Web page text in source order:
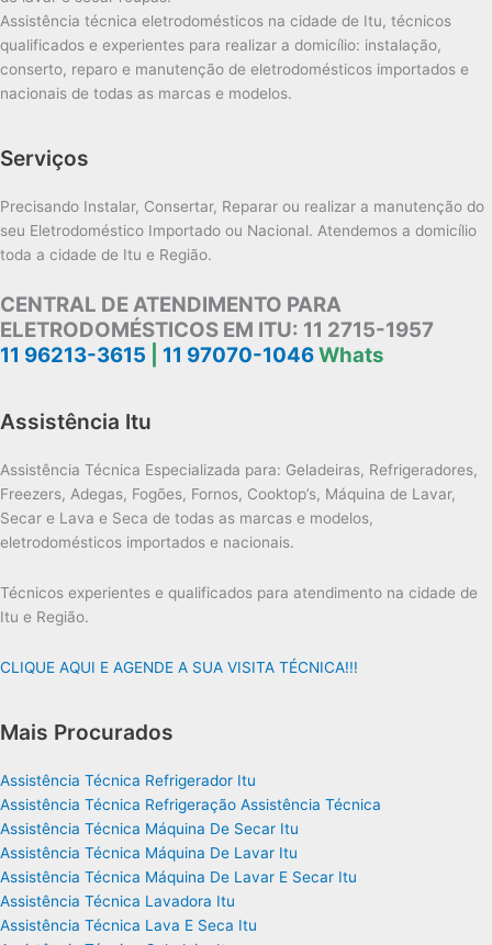
Assistência técnica eletrodomésticos na cidade de Itu, técnicos
qualificados e experientes para realizar a domicílio: instalação,
conserto, reparo e manutenção de eletrodomésticos importados e
nacionais de todas as marcas e modelos.
Serviços
Precisando Instalar, Consertar, Reparar ou realizar a manutenção do
seu Eletrodoméstico Importado ou Nacional. Atendemos a domicílio
toda a cidade de Itu e Região.
CENTRAL DE ATENDIMENTO PARA
ELETRODOMÉSTICOS EM ITU: 11 2715-1957
11 96213-3615
11 97070-1046Whats
Assistência Itu
Assistência Técnica Especializada para: Geladeiras, Refrigeradores,
Freezers, Adegas, Fogões, Fornos, Cooktop’s, Máquina de Lavar,
Secar e Lava e Seca de todas as marcas e modelos,
eletrodomésticos importados e nacionais.
Técnicos experientes e qualificados para atendimento na cidade de
Itu e Região.
CLIQUE AQUI E AGENDE A SUA VISITA TÉCNICA!!!
Mais Procurados
Assistência Técnica Refrigerador Itu
Assistência Técnica Refrigeração Assistência Técnica
Assistência Técnica Máquina De Secar Itu
Assistência Técnica Máquina De Lavar Itu
Assistência Técnica Máquina De Lavar E Secar Itu
Assistência Técnica Lavadora Itu
Assistência Técnica Lava E Seca Itu